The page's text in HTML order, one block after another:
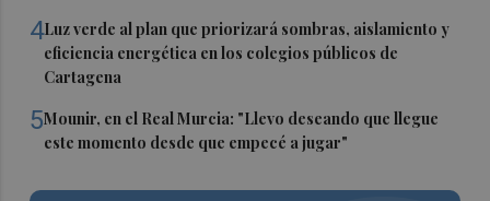
4Luz verde al plan que priorizará sombras, aislamiento y
eficiencia energética en los colegios públicos de
Cartagena
5Mounir, en el Real Murcia: "Llevo deseando que llegue
este momento desde que empecé a jugar"